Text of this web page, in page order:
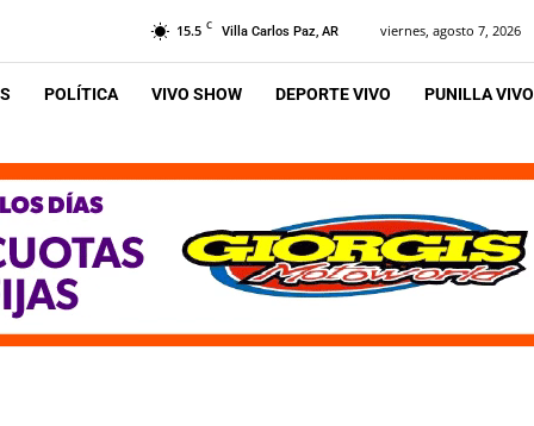
15.5 C Villa Carlos Paz, AR viernes, agosto 7, 2026
POLÍTICA VIVO SHOW DEPORTE VIVO PUNILLA VIVO